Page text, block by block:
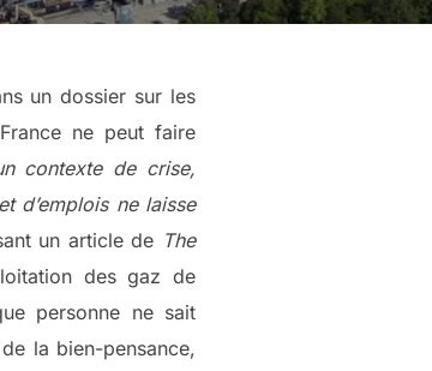
un dossier sur les
ne peut faire
contexte de crise,
d’emplois ne laisse
un article de The
des gaz de
personne ne sait
la bien-pensance,